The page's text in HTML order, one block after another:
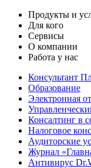
Продукты и
Для кого
Сервисы
О компании
Работа у нас
Консультант
Образование
Электронная
Консалтинг в
Налоговое
Аудиторские
Журнал
Антивирус